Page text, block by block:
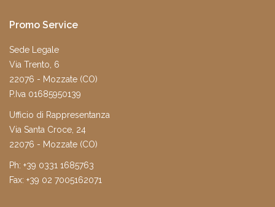
Promo Service
Sede Legale
Via Trento, 6
22076 - Mozzate (CO)
P.Iva 01685950139
Ufficio di Rappresentanza
Via Santa Croce, 24
22076 - Mozzate (CO)
Ph: +39 0331 1685763
Fax: +39 02 7005162071